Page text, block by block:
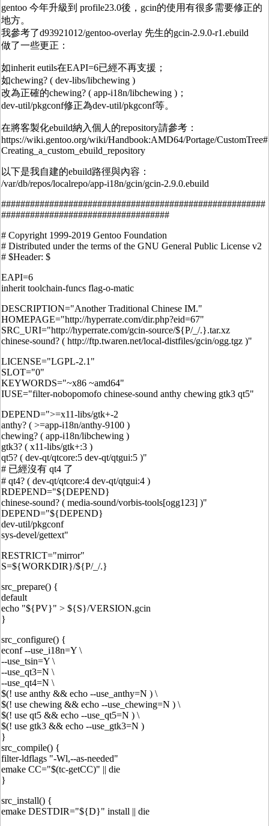
gentoo 今年升級到 profile23.0後，gcin的使用有很多需要修正的
地方。
我參考了d93921012/gentoo-overlay 先生的gcin-2.9.0-r1.ebuild
做了一些更正：
如inherit eutils在EAPI=6已經不再支援；
如chewing? ( dev-libs/libchewing )
改為正確的chewing? ( app-i18n/libchewing )；
dev-util/pkgconf修正為dev-util/pkgconf等。
在將客製化ebuild納入個人的repository請參考：
https://wiki.gentoo.org/wiki/Handbook:AMD64/Portage/CustomTree#
Creating_a_custom_ebuild_repository
以下是我自建的ebuild路徑與內容：
/var/db/repos/localrepo/app-i18n/gcin/gcin-2.9.0.ebuild
#######################################################
###################################
# Copyright 1999-2019 Gentoo Foundation
# Distributed under the terms of the GNU General Public License v2
# $Header: $
EAPI=6
inherit toolchain-funcs flag-o-matic
DESCRIPTION="Another Traditional Chinese IM."
HOMEPAGE="http://hyperrate.com/dir.php?eid=67"
SRC_URI="http://hyperrate.com/gcin-source/${P/_/.}.tar.xz
chinese-sound? ( http://ftp.twaren.net/local-distfiles/gcin/ogg.tgz )"
LICENSE="LGPL-2.1"
SLOT="0"
KEYWORDS="~x86 ~amd64"
IUSE="filter-nobopomofo chinese-sound anthy chewing gtk3 qt5"
DEPEND=">=x11-libs/gtk+-2
anthy? ( >=app-i18n/anthy-9100 )
chewing? ( app-i18n/libchewing )
gtk3? ( x11-libs/gtk+:3 )
qt5? ( dev-qt/qtcore:5 dev-qt/qtgui:5 )"
# 已經沒有 qt4 了
# qt4? ( dev-qt/qtcore:4 dev-qt/qtgui:4 )
RDEPEND="${DEPEND}
chinese-sound? ( media-sound/vorbis-tools[ogg123] )"
DEPEND="${DEPEND}
dev-util/pkgconf
sys-devel/gettext"
RESTRICT="mirror"
S=${WORKDIR}/${P/_/.}
src_prepare() {
default
echo "${PV}" > ${S}/VERSION.gcin
}
src_configure() {
econf --use_i18n=Y \
--use_tsin=Y \
--use_qt3=N \
--use_qt4=N \
$(! use anthy && echo --use_anthy=N ) \
$(! use chewing && echo --use_chewing=N ) \
$(! use qt5 && echo --use_qt5=N ) \
$(! use gtk3 && echo --use_gtk3=N )
}
src_compile() {
filter-ldflags "-Wl,--as-needed"
emake CC="$(tc-getCC)" || die
}
src_install() {
emake DESTDIR="${D}" install || die